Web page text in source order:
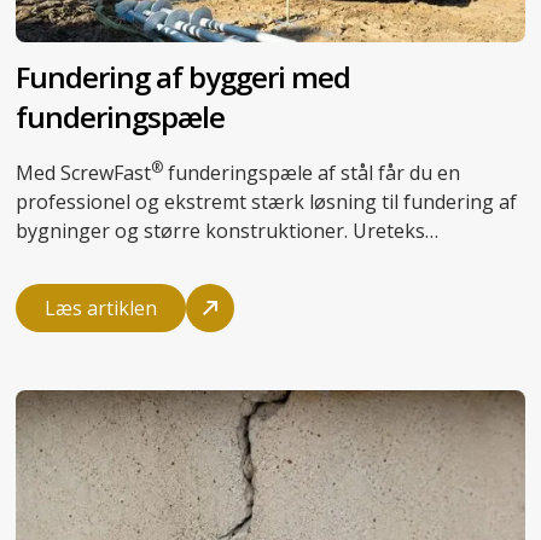
Fundering af byggeri med
funderingspæle
MedScrewFast® funderingspæle af stål får du en
professionel og ekstremt stærk løsning til fundering af
bygninger og større konstruktioner. Ureteks
vibrationsfrit, og du undgår støj, forstyrrelser og
potentielle følgeskader på omkringliggende bygninger.
Læs artiklen